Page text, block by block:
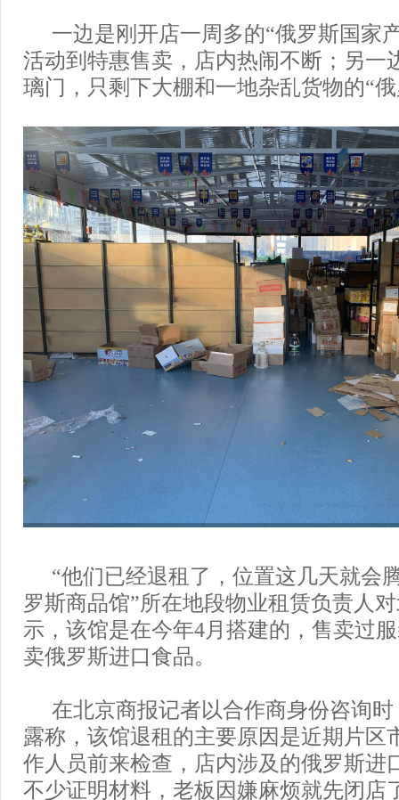
一边是刚开店一周多的“俄罗斯国家
活动到特惠售卖，店内热闹不断；另一
璃门，只剩下大棚和一地杂乱货物的“
“他们已经退租了，位置这几天就会
罗斯商品馆”所在地段物业租赁负责人
示，该馆是在今年4月搭建的，售卖过
卖俄罗斯进口食品。
在北京商报记者以合作商身份咨询
露称，该馆退租的主要原因是近期片区
作人员前来检查，店内涉及的俄罗斯进
不少证明材料，老板因嫌麻烦就先闭店